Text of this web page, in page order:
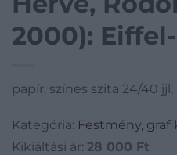
2000):
papír, színes szita 24/40
Kategória: Festmény,
Kikiáltási ár: 28 000 Ft